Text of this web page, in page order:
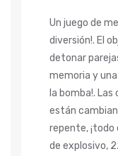
Un juego de
diversión!. El
detonar
memoria y
la bomba!.
están
repente,
de explosivo,